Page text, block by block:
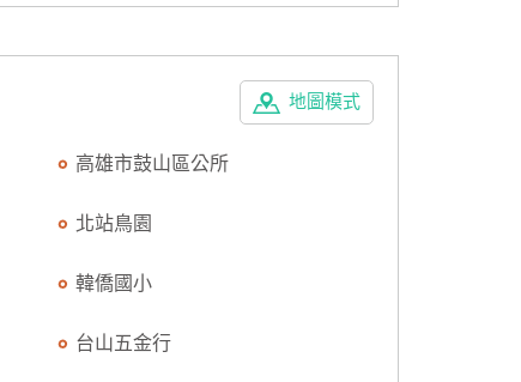
地圖模式
高雄市鼓山區公所
北站鳥園
韓僑國小
台山五金行